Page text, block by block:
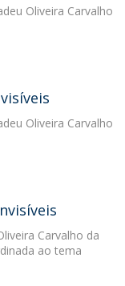
Oliveira Carvalho
Oliveira Carvalho
Carvalho da
ao tema